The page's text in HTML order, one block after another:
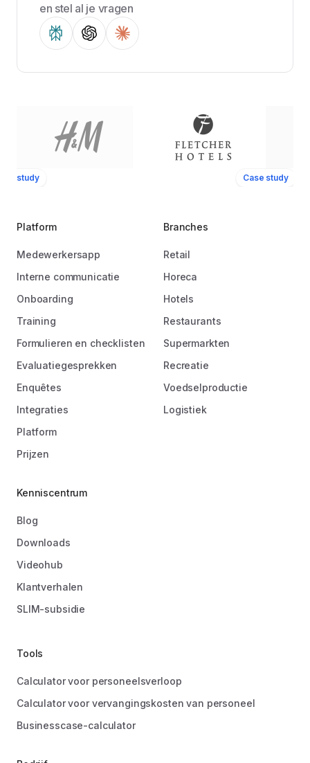
en stel al je vragen
study Case study
Platform
Medewerkersapp
Interne communicatie
Onboarding
Training
Formulieren en checklisten
Evaluatiegesprekken
Enquêtes
Integraties
Platform
Prijzen
Branches
Retail
Horeca
Hotels
Restaurants
Supermarkten
Recreatie
Voedselproductie
Logistiek
Kenniscentrum
Blog
Downloads
Videohub
Klantverhalen
SLIM-subsidie
Tools
Calculator voor personeelsverloop
Calculator voor vervangingskosten van personeel
Businesscase-calculator